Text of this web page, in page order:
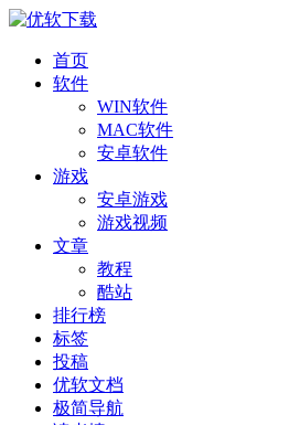
首页
软件
WIN软件
MAC软件
安卓软件
游戏
安卓游戏
游戏视频
文章
教程
酷站
排行榜
标签
投稿
优软文档
极简导航